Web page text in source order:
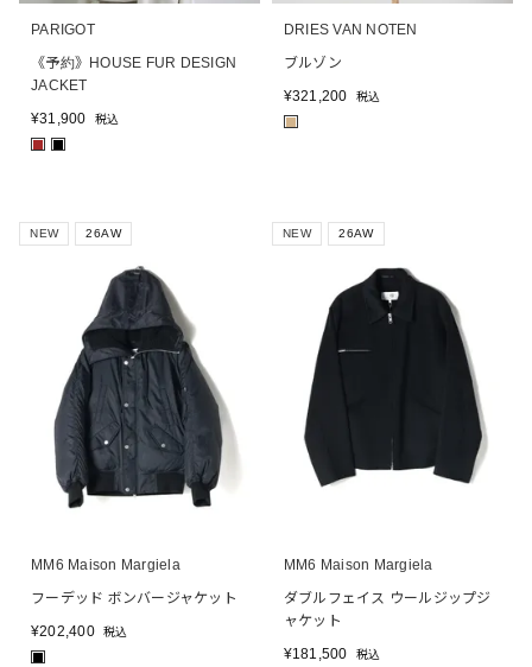
PARIGOT
《予約》HOUSE FUR DESIGN
JACKET
¥31,900 税込
■ ■
DRIES VAN NOTEN
ブルゾン
¥321,200 税込
■
NEW 26AW
MM6 Maison Margiela
フーデッド ボンバージャケット
¥202,400 税込
■
NEW 26AW
MM6 Maison Margiela
ダブルフェイス ウールジップジ
ャケット
¥181,500 税込